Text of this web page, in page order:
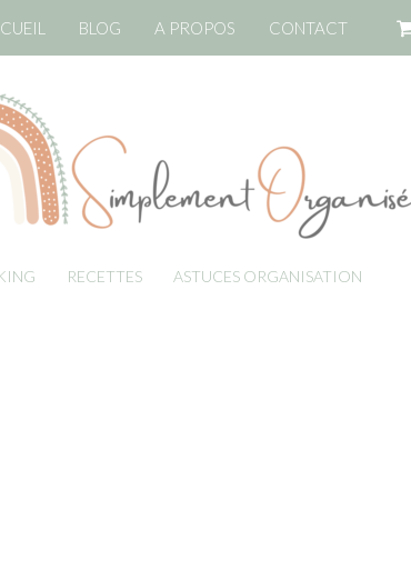
BLOG A PROPOS CONTACT
RECETTES ASTUCES ORGANISATION